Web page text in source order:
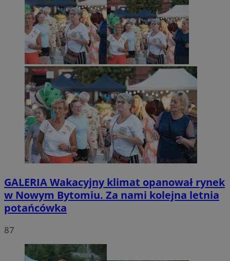
GALERIAWakacyjny klimat opanował rynek
w Nowym Bytomiu. Za nami kolejna letnia
potańcówka
87